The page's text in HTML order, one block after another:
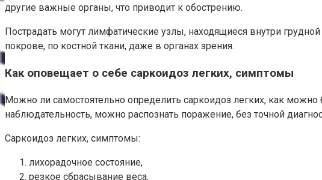
другие важные органы, что приводит к обострению.
Пострадать могут лимфатические узлы, находящиеся внутри
покрове, по костной ткани, даже в органах зрения.
Как оповещает о себе саркоидоз легких, симптомы
Можно ли самостоятельно определить саркоидоз легких, как
наблюдательность, можно распознать поражение, без точной
Саркоидоз легких, симптомы:
лихорадочное состояние,
резкое сбрасывание веса,